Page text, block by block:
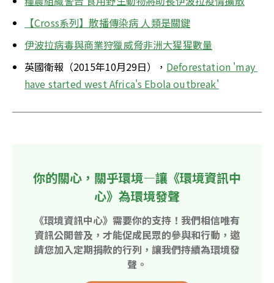
【Cross系列】散播傳染病 人類是關鍵
伊波拉病毒與商業狩獵威脅非洲大猩猩數量
英國衛報（2015年10月29日）， Deforestation 'may
have started west Africa's Ebola outbreak'
你的關心，關乎環境—讓《環境資訊中
心》為環境發聲
《環境資訊中心》需要你的支持！我們相信唯有
資訊公開普及，才能促成民眾的參與和行動，邀
請您加入定期捐款的行列，讓我們持續為環境發
聲。